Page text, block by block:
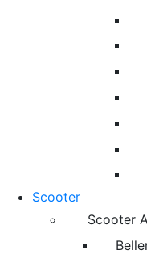
Scooter
Scooter